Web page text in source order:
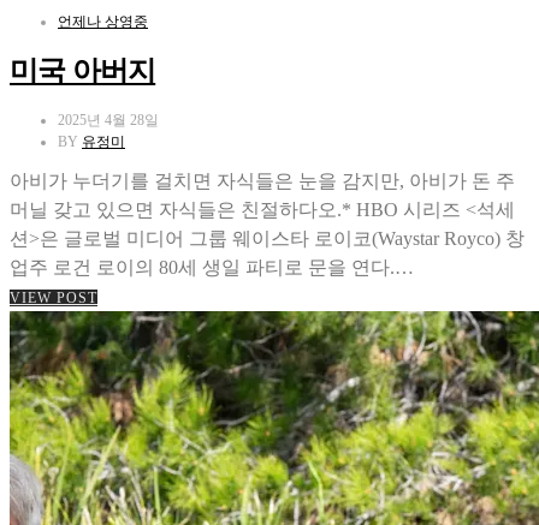
언제나 상영중
미국 아버지
2025년 4월 28일
BY 유정미
아비가 누더기를 걸치면 자식들은 눈을 감지만, 아비가 돈 주
머닐 갖고 있으면 자식들은 친절하다오.* HBO 시리즈 <석세
션>은 글로벌 미디어 그룹 웨이스타 로이코(Waystar Royco) 창
업주 로건 로이의 80세 생일 파티로 문을 연다.…
VIEW POST